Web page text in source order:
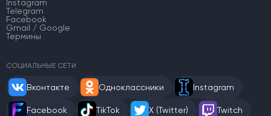
Instagram
Telegram
Facebook
Gmail / Google
Термины
СОЦИАЛЬНЫЕ СЕТИ
Вконтакте Одноклассники Instagram
Facebook TikTok X (Twitter) Twitch